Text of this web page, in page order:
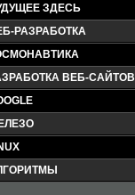
ЗДЕСЬ
РАЗРАБОТКА
ВЕБ-САЙТОВ